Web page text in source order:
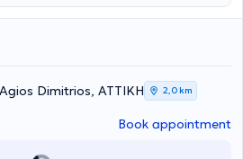
of hearing loss, vertigo, and tinnitus,
Petros, Otolaryngology Surgeon,
both adults and children. The services
an environment of friendliness and
Dimitrios, ΑΤΤΙΚΗ 2,0 km
Book appointment